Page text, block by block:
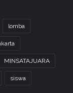
lomba
MINSATAJUARA
siswa